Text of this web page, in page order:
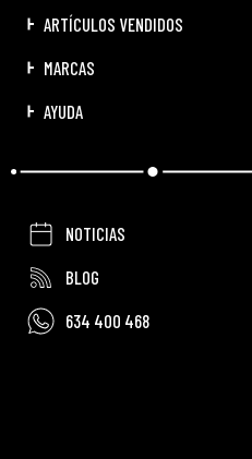
ARTÍCULOS VENDIDOS
MARCAS
AYUDA
NOTICIAS
BLOG
634 400 468